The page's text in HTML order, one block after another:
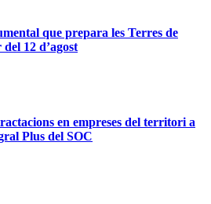
que prepara les Terres de
12 d’agost
en empreses del territori a
Plus del SOC